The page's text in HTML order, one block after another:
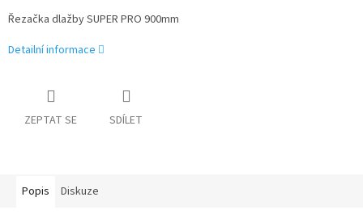
Řezačka dlažby SUPER PRO 900mm
Detailní informace
ZEPTAT SE SDÍLET
Popis Diskuze